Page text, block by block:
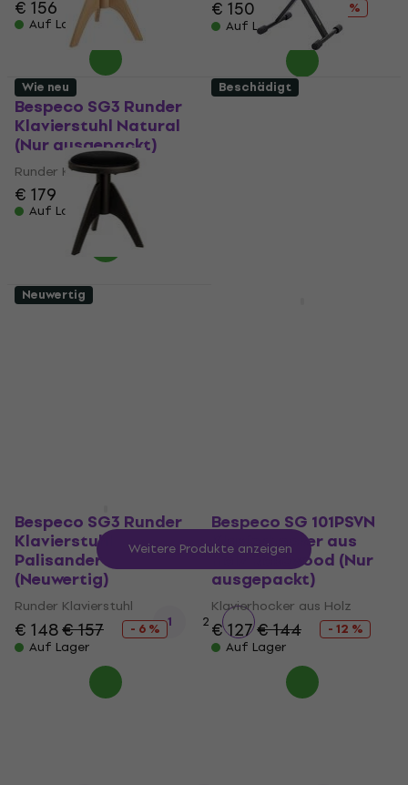
€ 156
Auf Lager
€ 150 € 178
- 16 %
Auf Lager
Bespeco SG3 Runder
Klavierstuhl Natural
(Nur ausgepackt)
Runder Klavierstuhl
€ 179
Auf Lager
Wie neu Beschädigt
Neuwertig
Bespeco SG3 Runder
Klavierstuhl
Palisander
(Neuwertig)
Runder Klavierstuhl
€ 148€ 157
- 6 %
Auf Lager
Bespeco SG 101PSVN
Klavierhocker aus
Holz Rosewood (Nur
ausgepackt)
Klavierhocker aus Holz
€ 127€ 144
- 12 %
Auf Lager
Weitere Produkte anzeigen
1 2